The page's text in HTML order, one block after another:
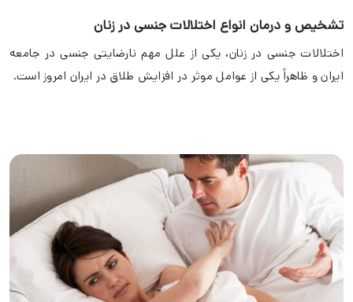
تشخیص و درمان انواع اختلالات جنسی در زنان
اختلالات جنسی در زنان، یکی از علل مهم نارضایتی جنسی در جامعه
ایران و ظاهراً یکی از عوامل موثر در افزایش طلاق در ایران امروز است.